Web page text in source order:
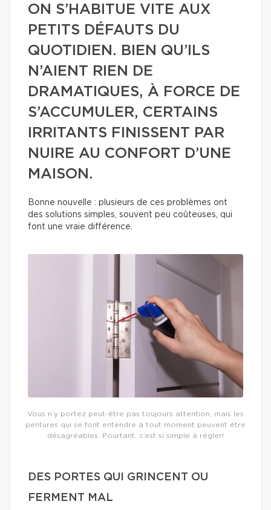
ON S’HABITUE VITE AUX
PETITS DÉFAUTS DU
QUOTIDIEN. BIEN QU’ILS
N’AIENT RIEN DE
DRAMATIQUES, À FORCE DE
S’ACCUMULER, CERTAINS
IRRITANTS FINISSENT PAR
NUIRE AU CONFORT D’UNE
MAISON.
Bonne nouvelle : plusieurs de ces problèmes ont
des solutions simples, souvent peu coûteuses, qui
font une vraie différence.
Vous n’y portez peut-être pas toujours attention, mais les
pentures qui se font entendre à tout moment peuvent être
désagréables. Pourtant, c’est si simple à régler!
DES PORTES QUI GRINCENT OU
FERMENT MAL